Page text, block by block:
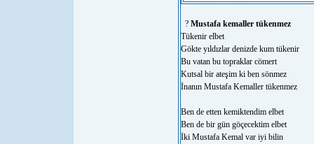
? Mustafa kemaller tükenmez
Tükenir elbet
Gökte yıldızlar denizde kum tükenir
Bu vatan bu topraklar cömert
Kutsal bir ateşim ki ben sönmez
İnanın Mustafa Kemaller tükenmez
Ben de etten kemiktendim elbet
Ben de bir gün göçecektim elbet
İki Mustafa Kemal var iyi bilin